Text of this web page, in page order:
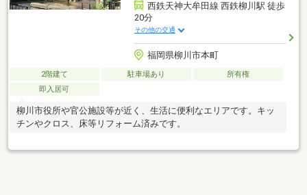
西鉄天神大牟田線 西鉄柳川駅 徒歩
20分
その他の交通
福岡県柳川市本町
2階建て 駐車場あり
所有権
即入居可
柳川市役所や官公施設等が近く、生活に便利なエリアです。キッ
チンやクロス、床等リフォーム済みです。